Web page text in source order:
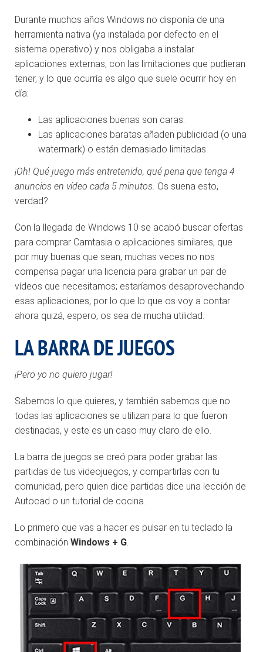
Durante muchos años Windows no disponía de una
herramienta nativa (ya instalada por defecto en el
sistema operativo) y nos obligaba a instalar
aplicaciones externas, con las limitaciones que pudieran
tener, y lo que ocurría es algo que suele ocurrir hoy en
día:
Las aplicaciones buenas son caras.
Las aplicaciones baratas añaden publicidad (o una
watermark) o están demasiado limitadas.
¡Oh! Qué juego más entretenido, qué pena que tenga 4
anuncios en vídeo cada 5 minutos. Os suena esto,
verdad?
Con la llegada de Windows 10 se acabó buscar ofertas
para comprar Camtasia o aplicaciones similares, que
por muy buenas que sean, muchas veces no nos
compensa pagar una licencia para grabar un par de
vídeos que necesitamos; estaríamos desaprovechando
esas aplicaciones, por lo que lo que os voy a contar
ahora quizá, espero, os sea de mucha utilidad.
LA BARRA DE JUEGOS
¡Pero yo no quiero jugar!
Sabemos lo que quieres, y también sabemos que no
todas las aplicaciones se utilizan para lo que fueron
destinadas, y este es un caso muy claro de ello.
La barra de juegos se creó para poder grabar las
partidas de tus videojuegos, y compartirlas con tu
comunidad, pero quien dice partidas dice una lección de
Autocad o un tutorial de cocina.
Lo primero que vas a hacer es pulsar en tu teclado la
combinación Windows + G.